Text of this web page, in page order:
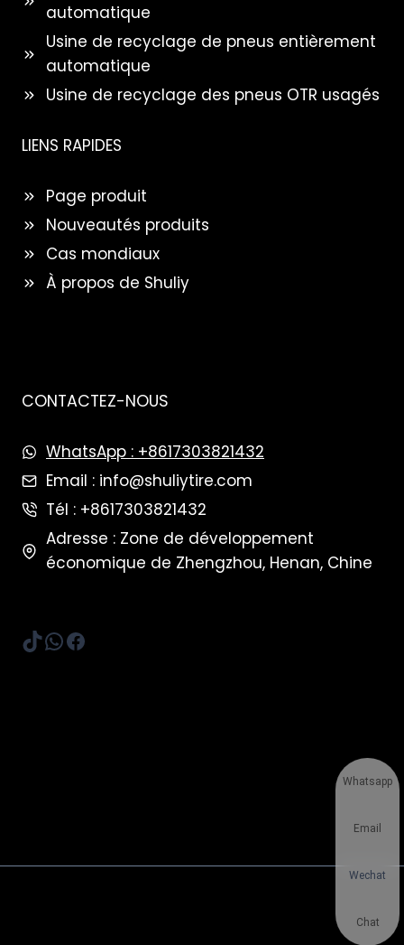
automatique
Usine de recyclage de pneus entièrement
automatique
Usine de recyclage des pneus OTR usagés
LIENS RAPIDES
Page produit
Nouveautés produits
Cas mondiaux
À propos de Shuliy
CONTACTEZ-NOUS
WhatsApp : +8617303821432
Email : info@shuliytire.com
Tél : +8617303821432
Adresse : Zone de développement
économique de Zhengzhou, Henan, Chine
TikTok
WhatsApp
Facebook
Whatsapp
Email
Wechat
Chat